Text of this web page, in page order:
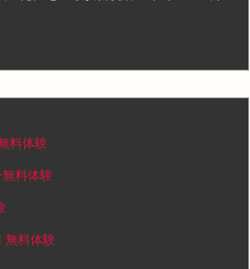
料体験
料体験
無料体験